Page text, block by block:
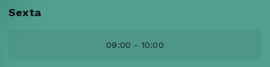
Sexta
09:00 - 10:00